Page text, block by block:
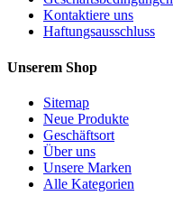
Kontaktiere uns
Haftungsausschluss
Unserem Shop
Sitemap
Neue Produkte
Geschäftsort
Über uns
Unsere Marken
Alle Kategorien